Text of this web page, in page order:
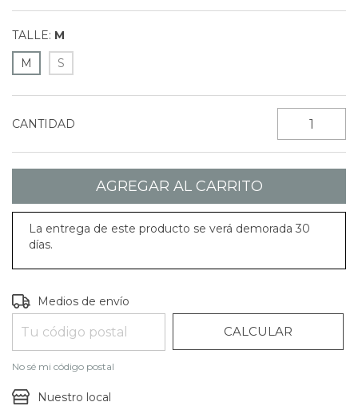
TALLE: M
M
S
CANTIDAD
La entrega de este producto se verá demorada 30
días.
Entregas para el CP:
Medios de envío
CALCULAR
No sé mi código postal
Nuestro local